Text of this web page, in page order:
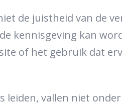
de juistheid van de
kennisgeving kan
of het gebruik dat
leiden, vallen niet